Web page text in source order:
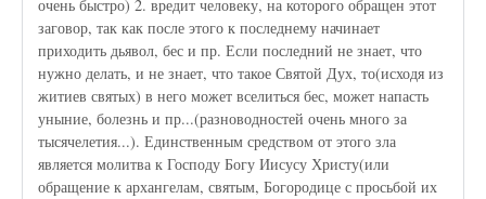
очень быстро) 2. вредит человеку, на которого обращен этот
заговор, так как после этого к последнему начинает
приходить дьявол, бес и пр. Если последний не знает, что
нужно делать, и не знает, что такое Святой Дух, то(исходя из
житиев святых) в него может вселиться бес, может напасть
уныние, болезнь и пр...(разноводностей очень много за
тысячелетия...). Единственным средством от этого зла
является молитва к Господу Богу Иисусу Христу(или
обращение к архангелам, святым, Богородице с просьбой их